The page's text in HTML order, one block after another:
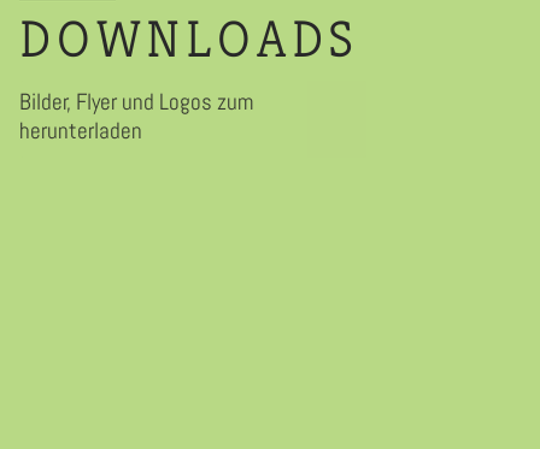
DOWNLOADS
Bilder, Flyer und Logos zum
herunterladen